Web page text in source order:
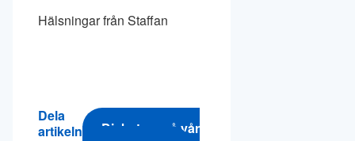
Hälsningar från Staffan
Dela
artikeln
Diskutera på vår